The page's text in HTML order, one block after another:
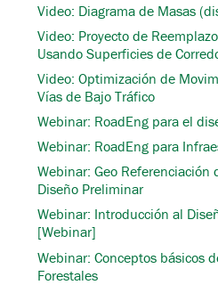
Video: Diagrama de Masas
Video: Proyecto de
Usando Superficies de
Video: Optimización de
Vías de Bajo Tráfico
Webinar: RoadEng para el
Webinar: RoadEng para
Webinar: Geo Referenciación
Diseño Preliminar
Webinar: Introducción al
[Webinar]
Webinar: Conceptos básicos
Forestales